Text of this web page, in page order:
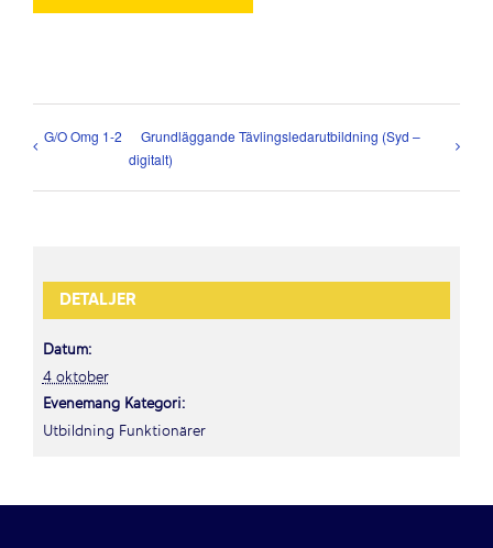
G/O Omg 1-2
Grundläggande Tävlingsledarutbildning (Syd –
digitalt)
DETALJER
Datum:
4 oktober
Evenemang Kategori:
Utbildning Funktionärer